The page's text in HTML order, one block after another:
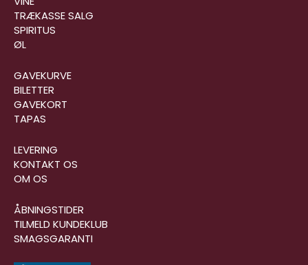
TRÆKASSE SALG
SPIRITUS
ØL
GAVEKURVE
BILETTER
GAVEKORT
TAPAS
LEVERING
KONTAKT OS
OM OS
ÅBNINGSTIDER
TILMELD KUNDEKLUB
SMAGSGARANTI